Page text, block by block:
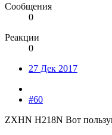
Сообщения
0
Реакции
0
27 Дек 2017
#60
ZXHN H218N Вот